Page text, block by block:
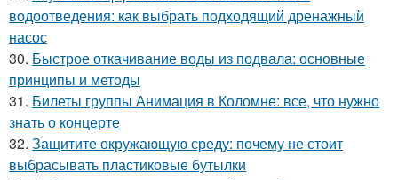
водоотведения: как выбрать подходящий дренажный
насос
30. Быстрое откачивание воды из подвала: основные
принципы и методы
31. Билеты группы Анимация в Коломне: все, что нужно
знать о концерте
32. Защитите окружающую среду: почему не стоит
выбрасывать пластиковые бутылки